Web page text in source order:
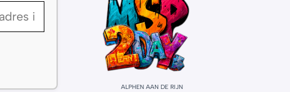
ALPHEN AAN DE RIJN